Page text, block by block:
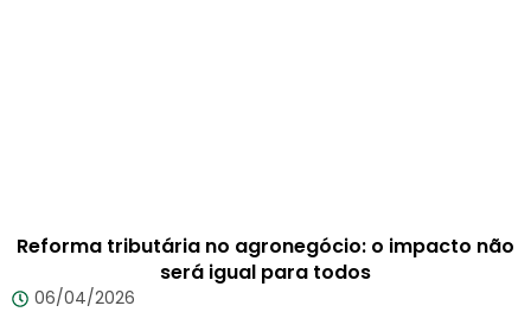
Reforma tributária no agronegócio: o impacto não
será igual para todos
06/04/2026